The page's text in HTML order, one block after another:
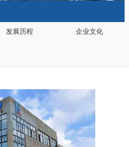
发展历程 企业文化